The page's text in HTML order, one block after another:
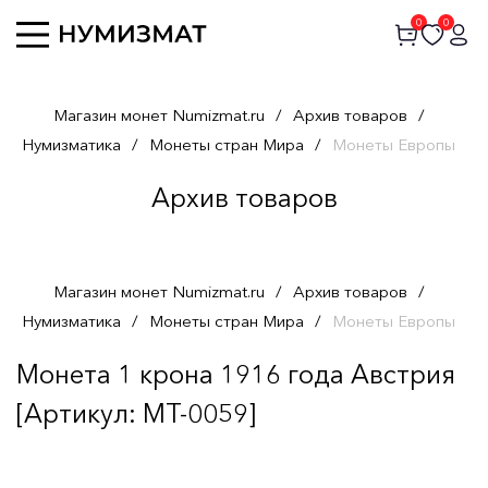
0 0
Магазин монет Numizmat.ru / Архив товаров /
Нумизматика / Монеты стран Мира / Монеты Европы
Архив товаров
Магазин монет Numizmat.ru / Архив товаров /
Нумизматика / Монеты стран Мира / Монеты Европы
Монета 1 крона 1916 года Австрия
[Артикул: MT-0059]